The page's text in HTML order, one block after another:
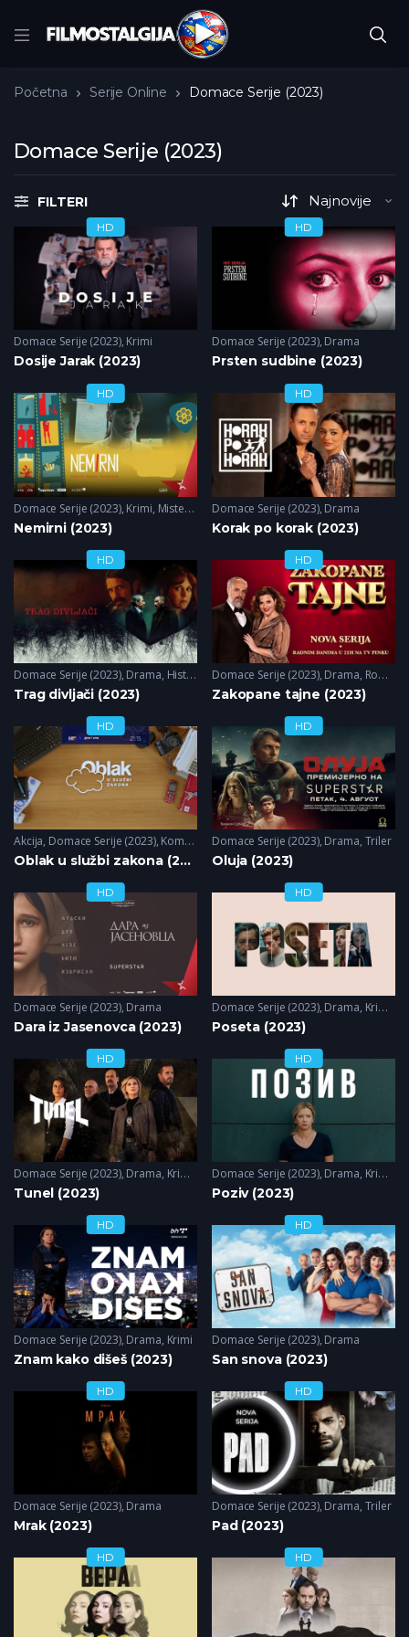
Početna Serije Online Domace Serije (2023)
Domace Serije (2023)
FILTERI
HD
Domace Serije (2023), Krimi
Dosije Jarak (2023)
HD
Domace Serije (2023), Drama
Prsten sudbine (2023)
HD
Domace Serije (2023), Krimi, Misterija Triler
Nemirni (2023)
HD
Domace Serije (2023), Drama
Korak po korak (2023)
HD
Domace Serije (2023), Drama, Historija ,Triler
Trag divljači (2023)
HD
Domace Serije (2023), Drama, Romantika
Zakopane tajne (2023)
HD
Akcija, Domace Serije (2023), Komedija
Oblak u službi zakona (2023)
HD
Domace Serije (2023), Drama, Triler
Oluja (2023)
HD
Domace Serije (2023), Drama
Dara iz Jasenovca (2023)
HD
Domace Serije (2023), Drama, Krimi
Poseta (2023)
HD
Domace Serije (2023), Drama, Krimi Triler
Tunel (2023)
HD
Domace Serije (2023), Drama, Krimi
Poziv (2023)
HD
Domace Serije (2023), Drama, Krimi
Znam kako dišeš (2023)
HD
Domace Serije (2023), Drama
San snova (2023)
HD
Domace Serije (2023), Drama
Mrak (2023)
HD
Domace Serije (2023), Drama, Triler
Pad (2023)
HD HD